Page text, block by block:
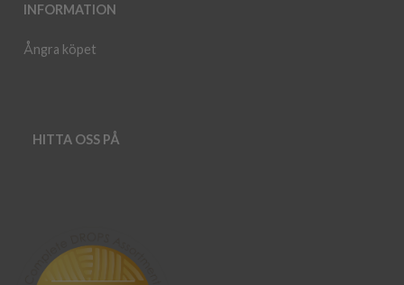
INFORMATION
Ångra köpet
HITTA OSS PÅ